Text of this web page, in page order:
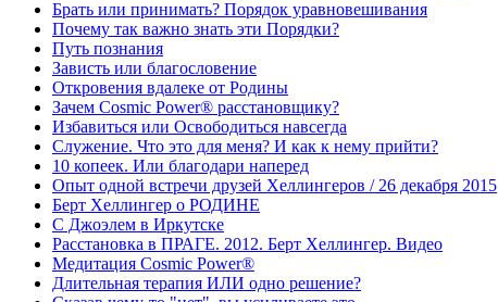
Брать или принимать? Порядок уравновешивания
Почему так важно знать эти Порядки?
Путь познания
Зависть или благословение
Откровения вдалеке от Родины
Зачем Cosmic Power® расстановщику?
Избавиться или Освободиться навсегда
Служение. Что это для меня? И как к нему прийти?
10 копеек. Или благодари наперед
Опыт одной встречи друзей Хеллингеров / 26 декабря 2015
Берт Хеллингер о РОДИНЕ
С Джоэлем в Иркутске
Расстановка в ПРАГЕ. 2012. Берт Хеллингер. Видео
Медитация Cosmic Power®
Длительная терапия ИЛИ одно решение?